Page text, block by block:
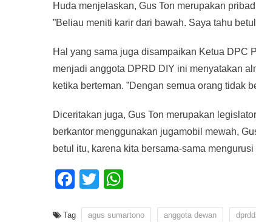
Huda menjelaskan, Gus Ton merupakan
”Beliau meniti karir dari bawah. Saya tahu
Hal yang sama juga disampaikan Ketua DPC
menjadi anggota DPRD DIY ini menyatakan
ketika berteman. ”Dengan semua orang tidak
Diceritakan juga, Gus Ton merupakan
berkantor menggunakan jugamobil mewah,
betul itu, karena kita bersama-sama
Facebook
Twitter
Tag agus sumartono anggota dewan